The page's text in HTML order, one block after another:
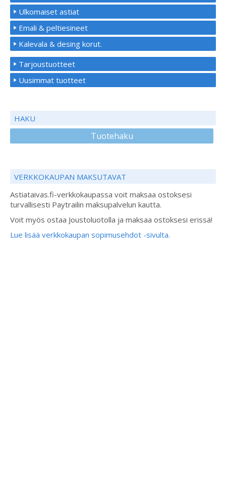
Ulkomaiset astiat
Emali & peltiesineet
Kalevala & desing korut.
Tarjoustuotteet
Uusimmat tuotteet
HAKU
Tuotehaku
VERKKOKAUPAN MAKSUTAVAT
Astiataivas.fi-verkkokaupassa voit maksaa ostoksesi
turvallisesti Paytrailin maksupalvelun kautta.
Voit myös ostaa Joustoluotolla ja maksaa ostoksesi erissä!
Lue lisää verkkokaupan sopimusehdot -sivulta.